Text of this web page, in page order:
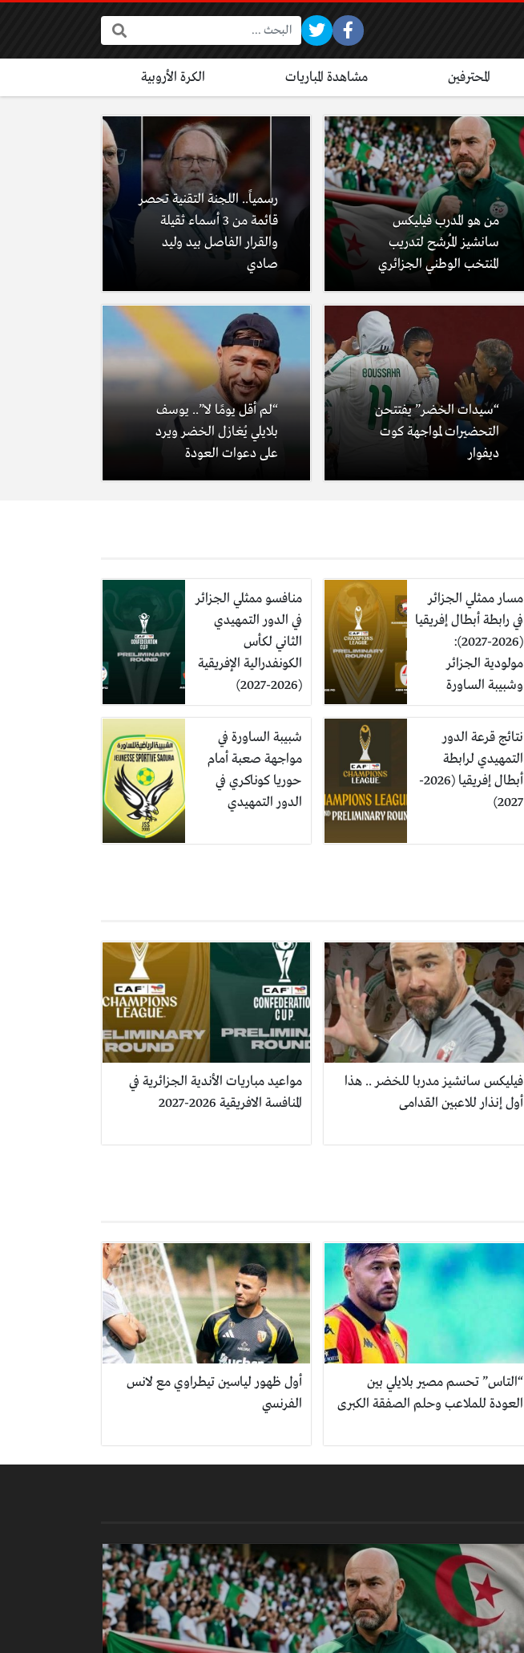
البحث:
المحترفين مشاهدة المباريات الكرة الأروبية
من هو المدرب فيليكس
سانشيز المُرشح لتدريب
المنتخب الوطني الجزائري
رسمياً.. اللجنة التقنية تحصر
قائمة من 3 أسماء ثقيلة
والقرار الفاصل بيد وليد
صادي
“سيدات الخضر” يفتتحن
التحضيرات لمواجهة كوت
ديفوار
“لم أقل يومًا لا”.. يوسف
بلايلي يُغازل الخضر ويرد
على دعوات العودة
مسار ممثلي الجزائر
في رابطة أبطال إفريقيا
(2026-2027):
مولودية الجزائر
وشبيبة الساورة
منافسو ممثلي الجزائر
في الدور التمهيدي
الثاني لكأس
الكونفدرالية الإفريقية
(2026-2027)
نتائج قرعة الدور
التمهيدي لرابطة
أبطال إفريقيا (2026-
2027)
شبيبة الساورة في
مواجهة صعبة أمام
حوريا كوناكري في
الدور التمهيدي
فيليكس سانشيز مدربا للخضر .. هذا
أول إنذار للاعبين القدامى
مواعيد مباريات الأندية الجزائرية في
المنافسة الافريقية 2026-2027
“التاس” تحسم مصير بلايلي بين
العودة للملاعب وحلم الصفقة الكبرى
أول ظهور لياسين تيطراوي مع لانس
الفرنسي